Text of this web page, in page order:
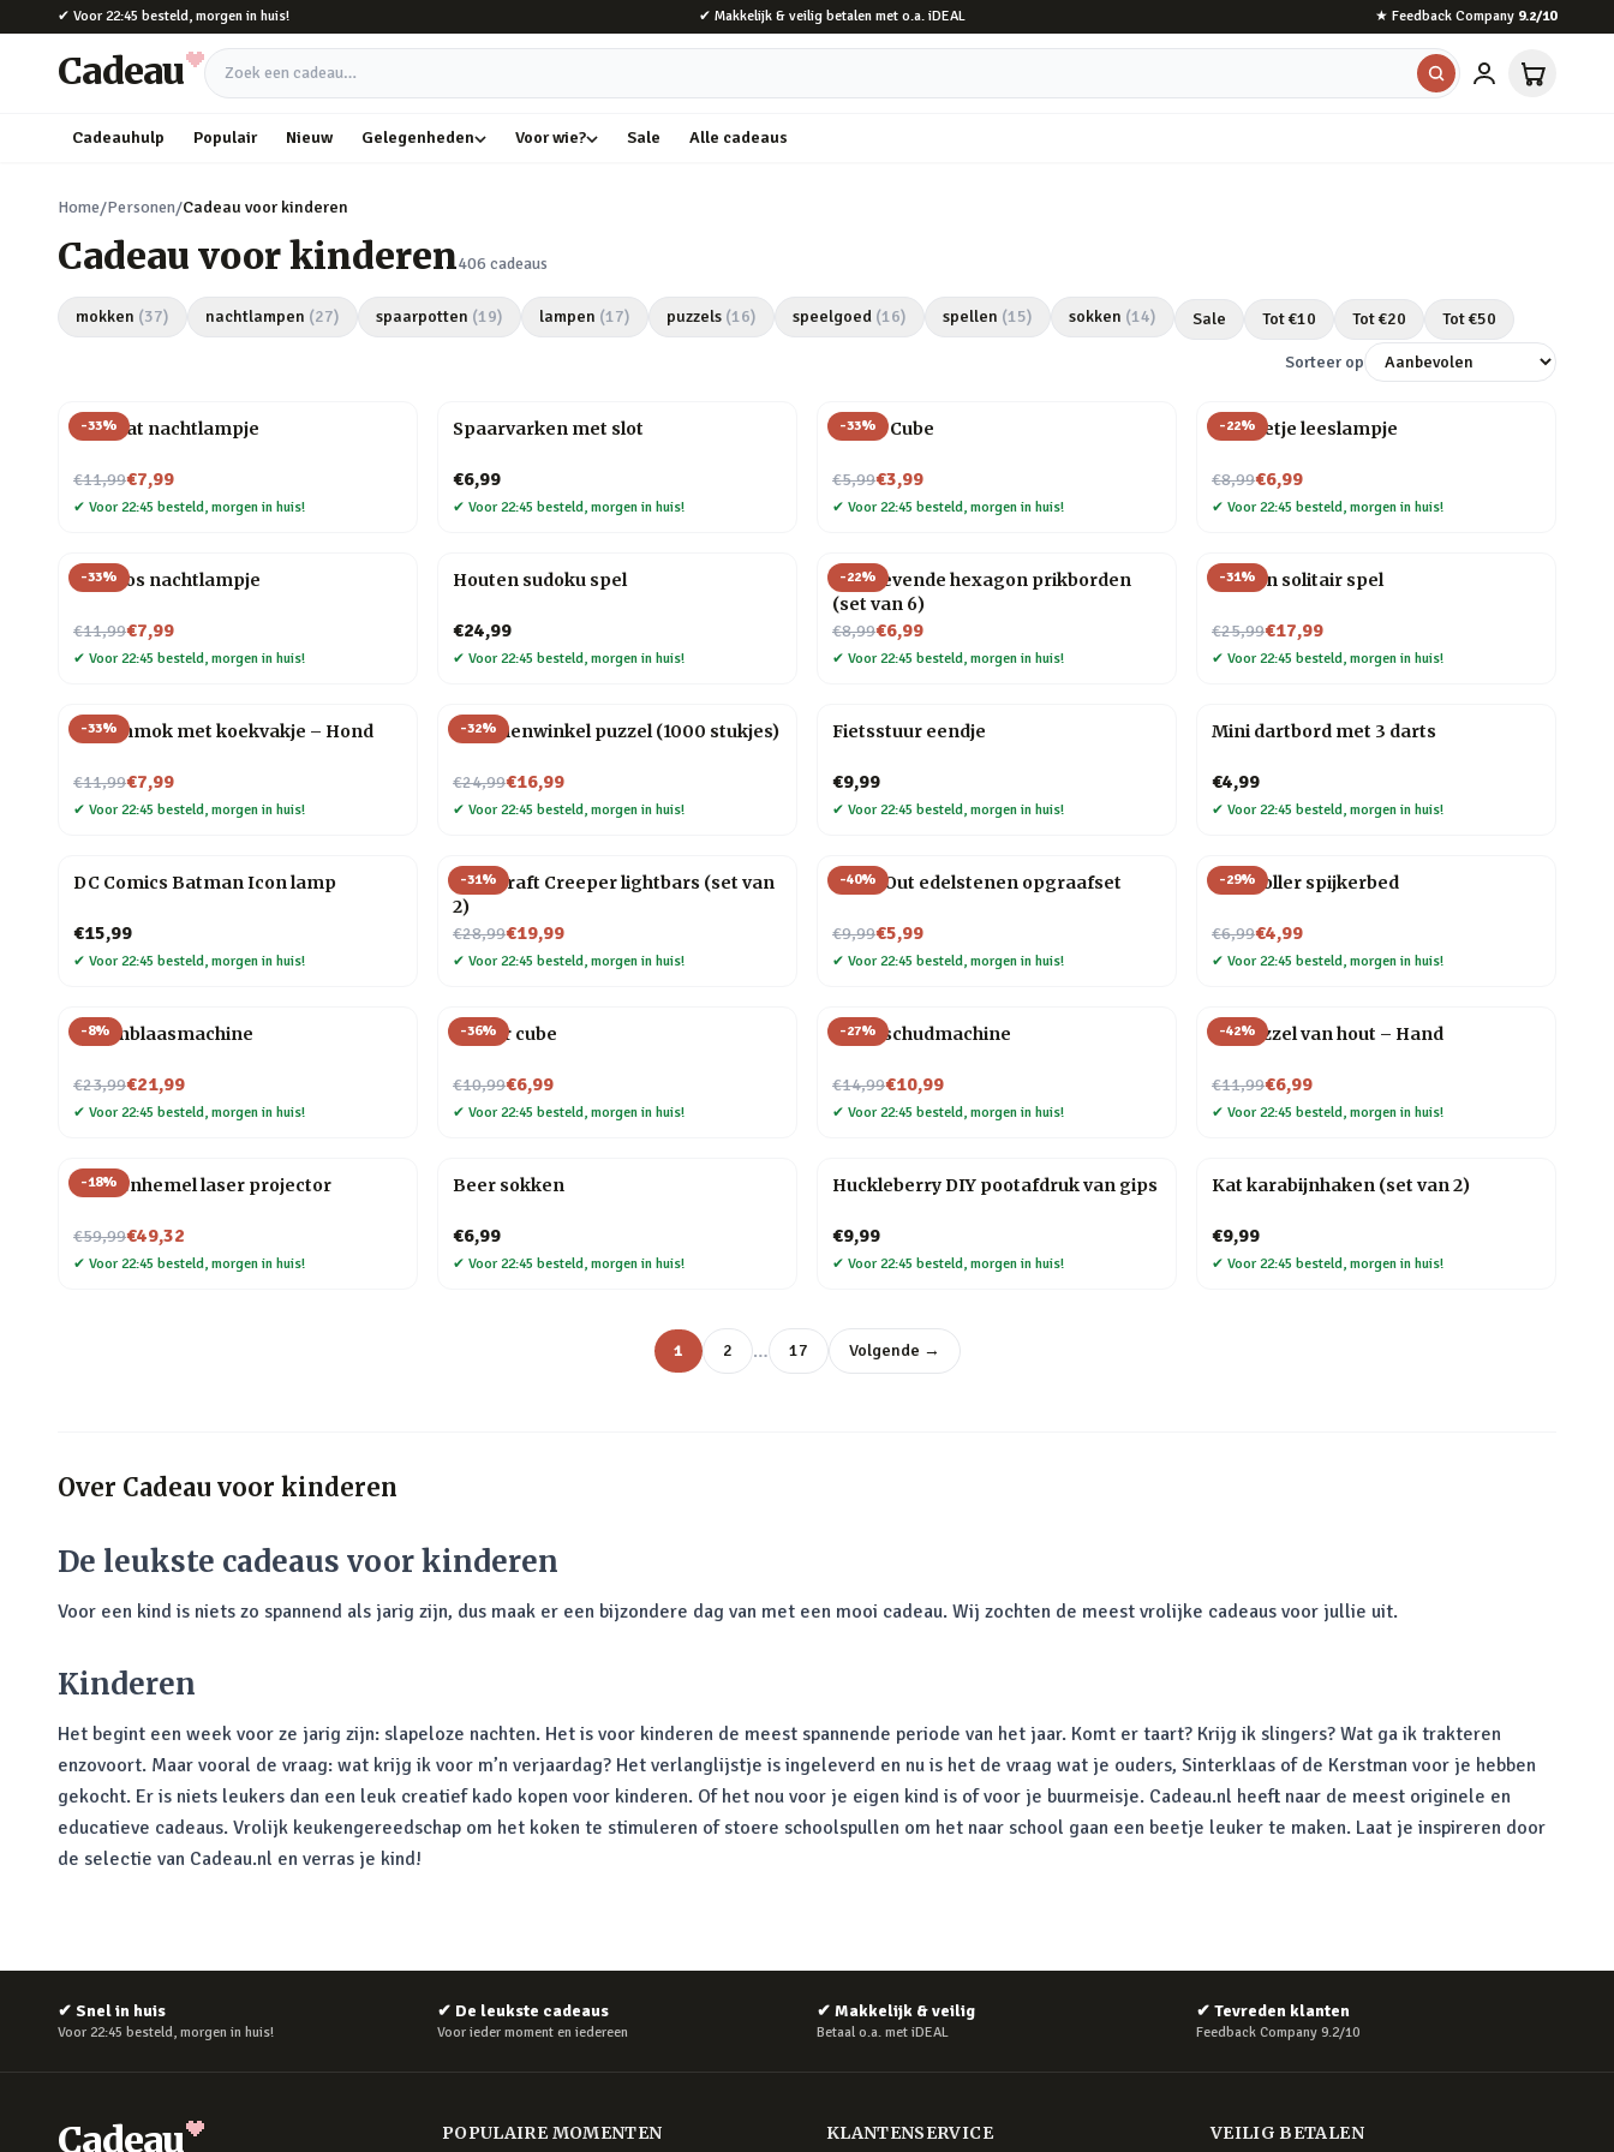
Naar hoofdinhoud
✔ Voor 22:45 besteld, morgen in huis! ✔ Makkelijk & veilig betalen met o.a. iDEAL ★ Feedback Company 9.2/10
Cadeau Zoek een cadeau
Cadeauhulp Populair Nieuw Gelegenheden Voor wie? Sale Alle cadeaus
Home/Personen/Cadeau voor kinderen
Cadeau voor kinderen406 cadeaus
mokken (37) nachtlampen (27) spaarpotten (19) lampen (17) puzzels (16) speelgoed (16) spellen (15) sokken (14) Sale Tot €10 Tot €20 Tot €50
Sorteer op
-33%
Mini kat nachtlampje
€11,99
Nu voor€7,99
✔ Voor 22:45 besteld, morgen in huis!
Spaarvarken met slot
€6,99
✔ Voor 22:45 besteld, morgen in huis!
-33%
Magic Cube
€5,99
Nu voor€3,99
✔ Voor 22:45 besteld, morgen in huis!
-22%
Mannetje leeslampje
€8,99
Nu voor€6,99
✔ Voor 22:45 besteld, morgen in huis!
-33%
Mini vos nachtlampje
€11,99
Nu voor€7,99
✔ Voor 22:45 besteld, morgen in huis!
Houten sudoku spel
€24,99
✔ Voor 22:45 besteld, morgen in huis!
-22%
Zelfklevende hexagon prikborden
(set van 6)
€8,99
Nu voor€6,99
✔ Voor 22:45 besteld, morgen in huis!
-31%
Houten solitair spel
€25,99
Nu voor€17,99
✔ Voor 22:45 besteld, morgen in huis!
-33%
Dierenmok met koekvakje – Hond
€11,99
Nu voor€7,99
✔ Voor 22:45 besteld, morgen in huis!
-32%
Bloemenwinkel puzzel (1000 stukjes)
€24,99
Nu voor€16,99
✔ Voor 22:45 besteld, morgen in huis!
Fietsstuur eendje
€9,99
✔ Voor 22:45 besteld, morgen in huis!
Mini dartbord met 3 darts
€4,99
✔ Voor 22:45 besteld, morgen in huis!
DC Comics Batman Icon lamp
€15,99
✔ Voor 22:45 besteld, morgen in huis!
-31%
Minecraft Creeper lightbars (set van
2)
€28,99
Nu voor€19,99
✔ Voor 22:45 besteld, morgen in huis!
-40%
Dig It Out edelstenen opgraafset
€9,99
Nu voor€5,99
✔ Voor 22:45 besteld, morgen in huis!
-29%
Controller spijkerbed
€6,99
Nu voor€4,99
✔ Voor 22:45 besteld, morgen in huis!
-8%
Bellenblaasmachine
€23,99
Nu voor€21,99
✔ Voor 22:45 besteld, morgen in huis!
-36%
Finger cube
€10,99
Nu voor€6,99
✔ Voor 22:45 besteld, morgen in huis!
-27%
Kaartschudmachine
€14,99
Nu voor€10,99
✔ Voor 22:45 besteld, morgen in huis!
-42%
3D puzzel van hout – Hand
€11,99
Nu voor€6,99
✔ Voor 22:45 besteld, morgen in huis!
-18%
Sterrenhemel laser projector
€59,99
Nu voor€49,32
✔ Voor 22:45 besteld, morgen in huis!
Beer sokken
€6,99
✔ Voor 22:45 besteld, morgen in huis!
Huckleberry DIY pootafdruk van gips
€9,99
✔ Voor 22:45 besteld, morgen in huis!
Kat karabijnhaken (set van 2)
€9,99
✔ Voor 22:45 besteld, morgen in huis!
1 2 … 17 Volgende →
Over Cadeau voor kinderen
De leukste cadeaus voor kinderen
Voor een kind is niets zo spannend als jarig zijn, dus maak er een bijzondere dag van met een mooi cadeau. Wij zochten de meest vrolijke cadeaus voor jullie uit.
Kinderen
Het begint een week voor ze jarig zijn: slapeloze nachten. Het is voor kinderen de meest spannende periode van het jaar. Komt er taart? Krijg ik slingers? Wat ga ik trakteren
enzovoort. Maar vooral de vraag: wat krijg ik voor m’n verjaardag? Het verlanglijstje is ingeleverd en nu is het de vraag wat je ouders, Sinterklaas of de Kerstman voor je hebben
gekocht. Er is niets leukers dan een leuk creatief kado kopen voor kinderen. Of het nou voor je eigen kind is of voor je buurmeisje. Cadeau.nl heeft naar de meest originele en
educatieve cadeaus. Vrolijk keukengereedschap om het koken te stimuleren of stoere schoolspullen om het naar school gaan een beetje leuker te maken. Laat je inspireren door
de selectie van Cadeau.nl en verras je kind!
✔ Snel in huis
Voor 22:45 besteld, morgen in huis!
✔ De leukste cadeaus
Voor ieder moment en iedereen
✔ Makkelijk & veilig
Betaal o.a. met iDEAL
✔ Tevreden klanten
Feedback Company 9.2/10
Cadeau POPULAIRE MOMENTEN KLANTENSERVICE VEILIG BETALEN